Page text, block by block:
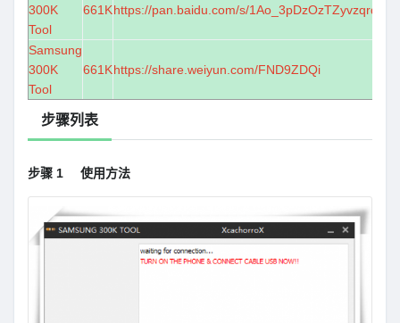
300K
Tool
661Khttps://pan.baidu.com/s/
Samsung
300K
Tool
661Khttps://share.weiyun.com/FND9ZDQi
步骤列表
步骤 1 使用方法